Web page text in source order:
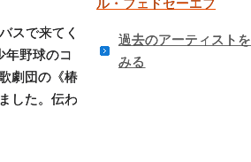
スで来てく
年野球のコ
劇団の《椿
した。伝わ
ル・フェドセーエフ
過去のアーティストを
みる